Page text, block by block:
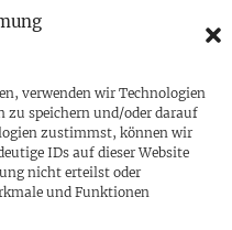
verwenden wir Technologien
zu speichern und/oder darauf
zustimmst, können wir
IDs auf dieser Website
nicht erteilst oder
und Funktionen